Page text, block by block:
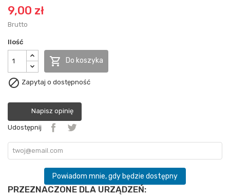
9,00 zł
Brutto
Ilość
 Do koszyka
 Zapytaj o dostępność
Napisz opinię
Udostępnij
Powiadom mnie, gdy będzie dostępny
PRZEZNACZONE DLA URZĄDZEŃ: